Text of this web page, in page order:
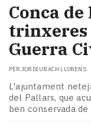
Conca
trinxeres
Guerra
PER JORDI UBACH LLORENS
L'ajuntament
del Pallars, que
ben conservada de